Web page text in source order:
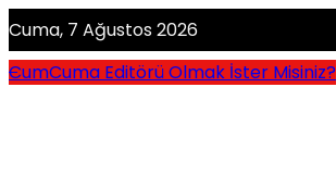
Cuma, 7 Ağustos 2026
CumCuma Editörü Olmak İster Misiniz?